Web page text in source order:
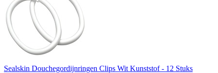
Sealskin Douchegordijnringen Clips Wit Kunststof - 12 Stuks